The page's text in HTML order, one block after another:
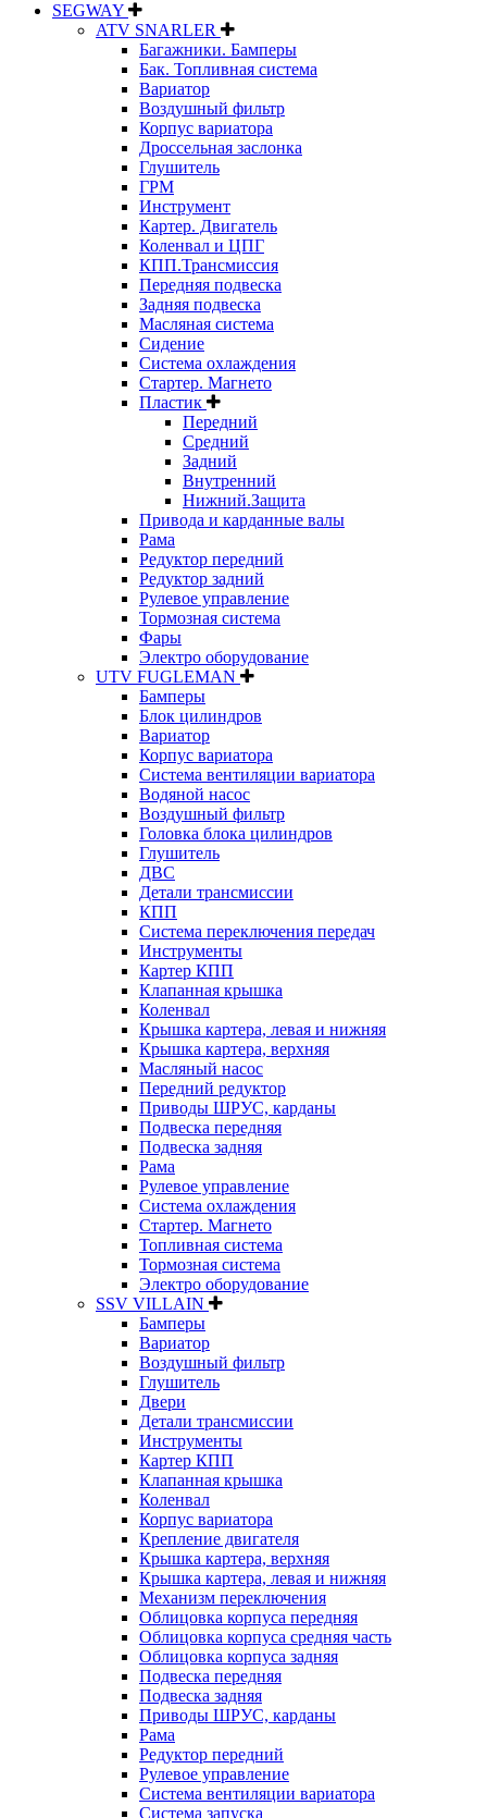
SEGWAY
ATV SNARLER
Багажники. Бамперы
Бак. Топливная система
Вариатор
Воздушный фильтр
Корпус вариатора
Дроссельная заслонка
Глушитель
ГРМ
Инструмент
Картер. Двигатель
Коленвал и ЦПГ
КПП.Трансмиссия
Передняя подвеска
Задняя подвеска
Масляная система
Сидение
Система охлаждения
Стартер. Магнето
Пластик
Передний
Средний
Задний
Внутренний
Нижний.Защита
Привода и карданные валы
Рама
Редуктор передний
Редуктор задний
Рулевое управление
Тормозная система
Фары
Электро оборудование
UTV FUGLEMAN
Бамперы
Блок цилиндров
Вариатор
Корпус вариатора
Система вентиляции вариатора
Водяной насос
Воздушный фильтр
Головка блока цилиндров
Глушитель
ДВС
Детали трансмиссии
КПП
Система переключения передач
Инструменты
Картер КПП
Клапанная крышка
Коленвал
Крышка картера, левая и нижняя
Крышка картера, верхняя
Масляный насос
Передний редуктор
Приводы ШРУС, карданы
Подвеска передняя
Подвеска задняя
Рама
Рулевое управление
Система охлаждения
Стартер. Магнето
Топливная система
Тормозная система
Электро оборудование
SSV VILLAIN
Бамперы
Вариатор
Воздушный фильтр
Глушитель
Двери
Детали трансмиссии
Инструменты
Картер КПП
Клапанная крышка
Коленвал
Корпус вариатора
Крепление двигателя
Крышка картера, верхняя
Крышка картера, левая и нижняя
Механизм переключения
Облицовка корпуса передняя
Облицовка корпуса средняя часть
Облицовка корпуса задняя
Подвеска передняя
Подвеска задняя
Приводы ШРУС, карданы
Рама
Редуктор передний
Рулевое управление
Система вентиляции вариатора
Система запуска